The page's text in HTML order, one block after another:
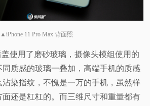
▲iPhone 11 Pro Max 背面照
盖使用了磨砂玻璃，摄像头模组使用的
质感的玻璃一叠加，高端手机的质感
染指纹，不愧是一万的手机，虽然样
还是杠杠的。而三维尺寸和重量都有